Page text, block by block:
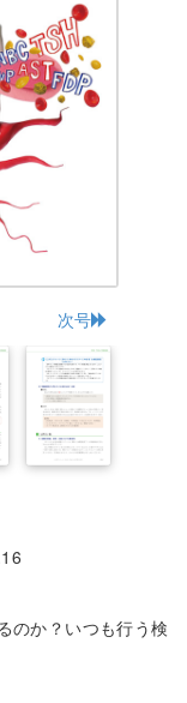
次号
のか？いつも行う検